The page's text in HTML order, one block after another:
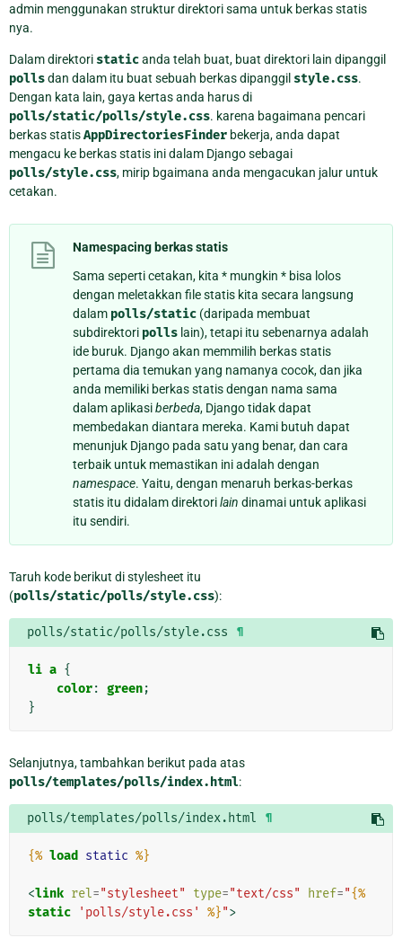
admin menggunakan struktur direktori sama untuk berkas statis
nya.
Dalam direktori staticanda telah buat, buat direktori lain dipanggil
pollsdan dalam itu buat sebuah berkas dipanggil style.css.
Dengan kata lain, gaya kertas anda harus di
polls/static/polls/style.css. karena bagaimana pencari
berkas statisAppDirectoriesFinder bekerja, anda dapat
mengacu ke berkas statis ini dalam Django sebagai
polls/style.css, mirip bgaimana anda mengacukan jalur untuk
cetakan.
Namespacing berkas statis
Sama seperti cetakan, kita * mungkin * bisa lolos
dengan meletakkan file statis kita secara langsung
dalam polls/static (daripada membuat
subdirektori polls lain), tetapi itu sebenarnya adalah
ide buruk. Django akan memmilih berkas statis
pertama dia temukan yang namanya cocok, dan jika
anda memiliki berkas statis dengan nama sama
dalam aplikasiberbeda, Django tidak dapat
membedakan diantara mereka. Kami butuh dapat
menunjuk Django pada satu yang benar, dan cara
terbaik untuk memastikan ini adalah dengan
namespace. Yaitu, dengan menaruh berkas-berkas
statis itu didalam direktorilain dinamai untuk aplikasi
itu sendiri.
Taruh kode berikut di stylesheet itu
(polls/static/polls/style.css):
polls/static/polls/style.css ¶
li a {
color: green;
}
Selanjutnya, tambahkan berikut pada atas
polls/templates/polls/index.html:
polls/templates/polls/index.html ¶
{% load static %}
<link rel="stylesheet" type="text/css" href="{%
static
'polls/style.css' %}">